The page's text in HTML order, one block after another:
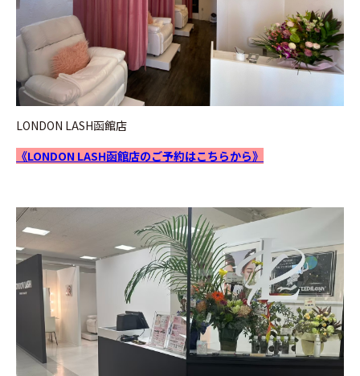
LONDON LASH函館店
《LONDON LASH函館店のご予約はこちらから》